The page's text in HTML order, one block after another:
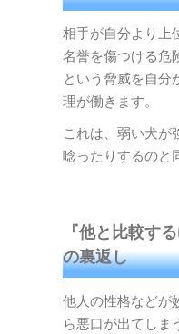
相手が自分より上
名誉を傷つける危
という脅威を自分
理が働きます。
これは、弱い犬が
唸ったりするのと
『他と比較す
の裏返し
他人の性格などが
ら悪口が出てしま